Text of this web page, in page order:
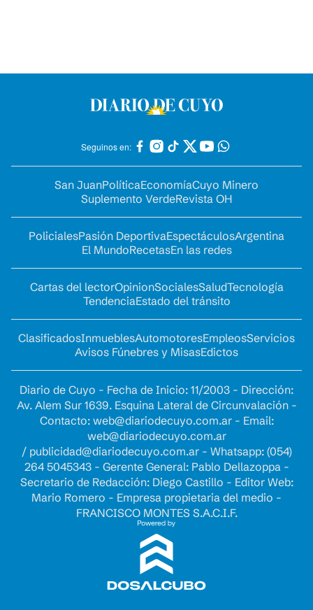
Seguinos en:
San JuanPolíticaEconomíaCuyo Minero
Suplemento VerdeRevista OH
PolicialesPasión DeportivaEspectáculosArgentina
El MundoRecetasEn las redes
Cartas del lectorOpinionSocialesSaludTecnología
TendenciaEstado del tránsito
ClasificadosInmueblesAutomotoresEmpleosServicios
Avisos Fúnebres y MisasEdictos
Diario de Cuyo - Fecha de Inicio: 11/2003 - Dirección:
Av. Alem Sur 1639. Esquina Lateral de Circunvalación -
Contacto: web@diariodecuyo.com.ar- Email:
web@diariodecuyo.com.ar
/ publicidad@diariodecuyo.com.ar- Whatsapp: (054)
264 5045343 - Gerente General: Pablo Dellazoppa -
Secretario de Redacción: Diego Castillo - Editor Web:
Mario Romero - Empresa propietaria del medio -
FRANCISCO MONTES S.A.C.I.F.